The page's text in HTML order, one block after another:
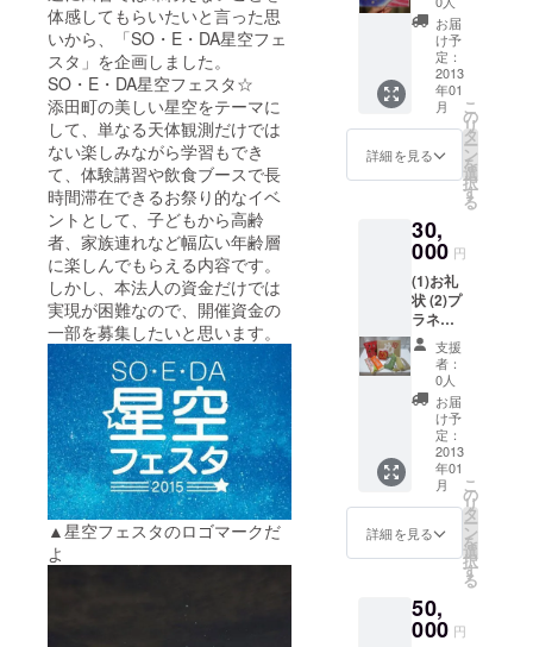
体感してもらいたいと言った思
いから、「SO・E・DA星空フェ
スタ」を企画しました。
SO・E・DA星空フェスタ☆
添田町の美しい星空をテーマに
して、単なる天体観測だけでは
ない楽しみながら学習もでき
て、体験講習や飲食ブースで長
時間滞在できるお祭り的なイベ
ントとして、子どもから高齢
者、家族連れなど幅広い年齢層
に楽しんでもらえる内容です。
しかし、本法人の資金だけでは
実現が困難なので、開催資金の
一部を募集したいと思います。
▲星空フェスタのロゴマークだ
よ
品とし
てお送
りさせ
ていた
だきま
す。
枚 (3)
ワーク
ショッ
プ「星
降る
ドーム
を作ろ
う」無
料参加
ショッ
プ「星
空似顔
絵」無
料参加
券 ※遠
方の方
など当
日参加
できな
い方に
は、
ワーク
ショッ
プ参加
券を作
品とし
だきま
す。
お届
け予
定：
2013
年01
月
詳細を見る
こ
の
リ
タ
ー
ン
を
選
択
す
る
30,
000 円
(1)お礼
状 (2)プ
ラネタ
リウム
観賞チ
ケット1
枚 (3)
ワーク
ショッ
プ「星
降る
ドーム
を作ろ
う」無
料参加
ショッ
プ「星
支援
者：
0人
お届
け予
定：
2013
年01
月
詳細を見る
こ
の
リ
タ
ー
ン
を
選
択
す
る
50,
000 円